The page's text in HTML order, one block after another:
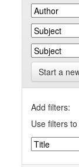
Start a
Add filters:
Use filters